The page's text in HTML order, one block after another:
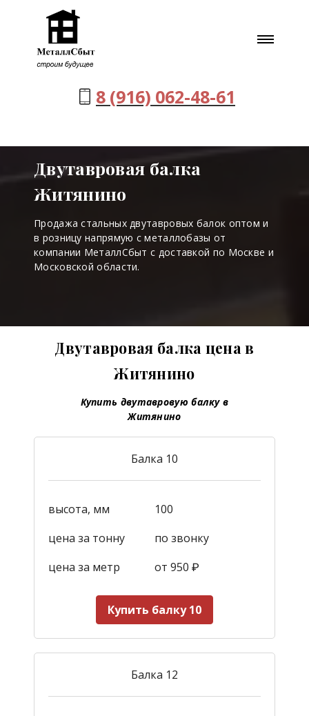
8 (916) 062-48-61
Двутавровая балка
Житянино
Продажа стальных двутавровых балок оптом и
в розницу напрямую с металлобазы от
компании МеталлСбыт с доставкой по Москве и
Московской области.
Двутавровая балка цена в
Житянино
Купить двутавровую балку в
Житянино
Балка 10
высота, мм
100
цена за тонну
по звонку
цена за метр
от 950 ₽
Купить балку 10
Балка 12